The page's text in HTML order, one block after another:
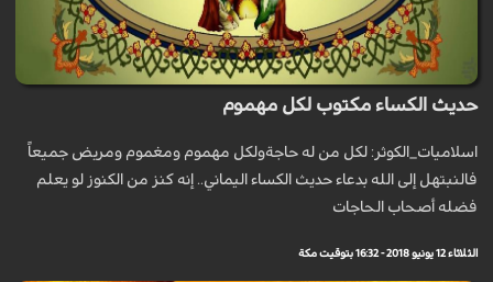
حديث الكساء مكتوب لكل مهموم
اسلاميات_الكوثر: لكل من له حاجةولكل مهموم ومغموم ومريض جميعاً
فالنبتهل إلى الله بدعاء حديث الكساء اليماني.. إنه كنز من الكنوز لو يعلم
فضله أصحاب الحاجات
الثلاثاء 12 يونيو 2018 - 16:32 بتوقيت مكة